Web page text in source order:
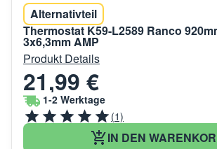
Alternativteil
Thermostat K59-L2589 Ranco
3x6,3mm AMP
Produkt Details
21,99 €
1-2 Werktage
(1)
IN DEN